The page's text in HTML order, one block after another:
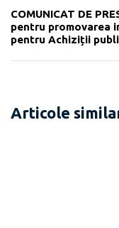
COMUNICAT DE
pentru promovarea
pentru Achiziții
Articole